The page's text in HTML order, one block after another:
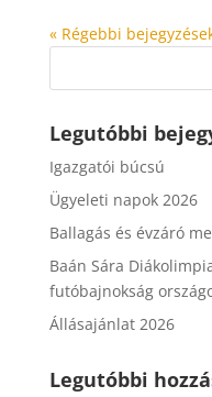
« Régebbi
Legutóbbi
Igazgatói búcsú
Ügyeleti napok 2026
Ballagás és évzáró
Baán Sára
futóbajnokság
Állásajánlat 2026
Legutóbbi